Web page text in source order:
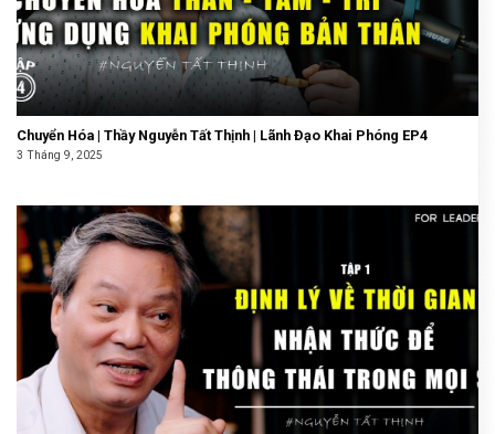
Chuyển Hóa | Thầy Nguyễn Tất Thịnh | Lãnh Đạo Khai Phóng EP4
3 Tháng 9, 2025